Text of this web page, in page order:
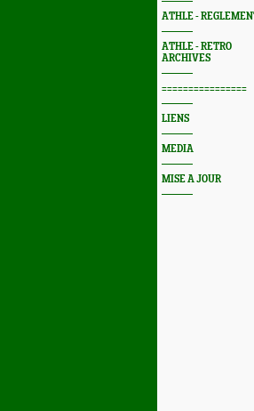
ATHLE -
ATHLE - RETRO
ARCHIVES
================
LIENS
MEDIA
MISE A JOUR